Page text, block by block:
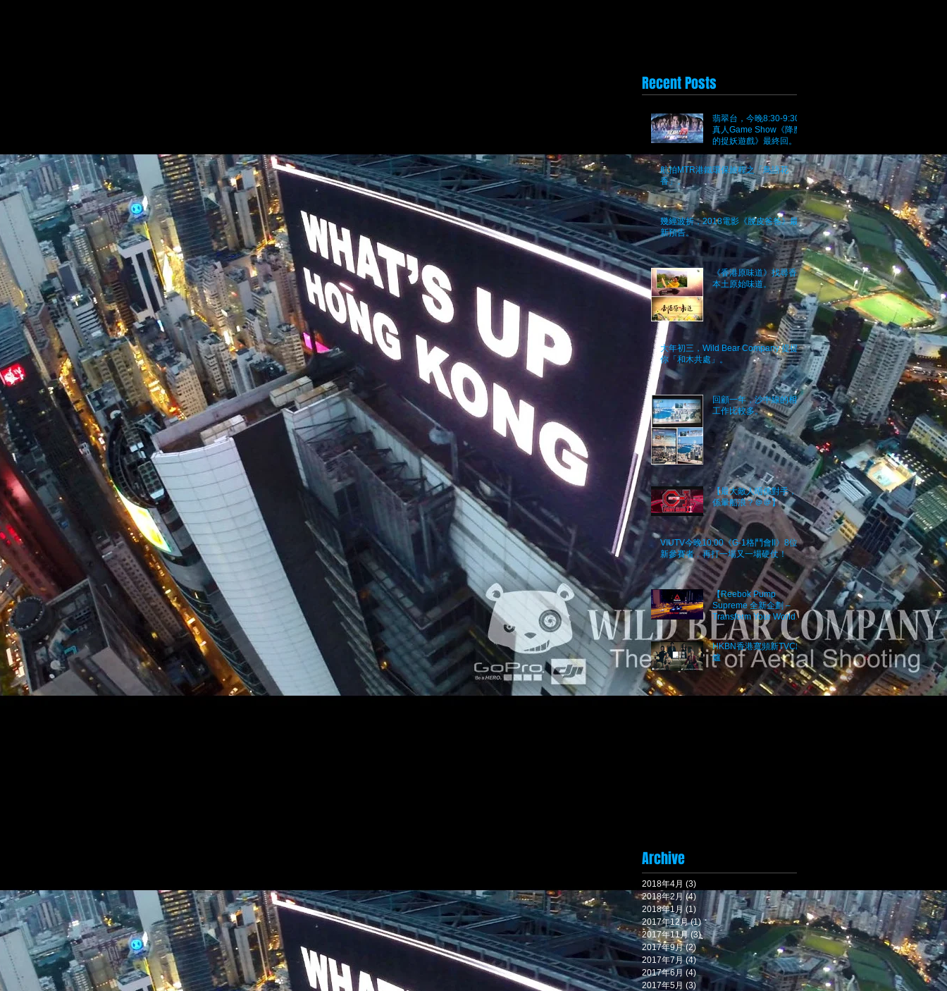
Recent Posts
翡翠台，今晚8:30-9:30
真人Game Show《降魔
的捉妖遊戲》最終回。究
航拍MTR港鐵環保旅程之「鳥語花
香」。
幾經波折，2018電影《脫皮爸爸》最
新預告。
《香港原味道》找尋香港
本土原始味道。
大年初三，Wild Bear Company 提提
你「和木共處」。
回顧一年，沙中線的相關
工作比較多。
【最大敵人唔係對手，而
係暈船浪？＠＠】
VIUTV今晚10:00《G-1格鬥會II》8位
新參賽者﹐再打一場又一場硬仗！
【Reebok Pump
Supreme 全新企劃 –
Transform Your World】
Project 2017
HKBN香港寬頻新TVC出
爐
Archive
2018年4月 (3)
2018年2月 (4) 4 篇文章
2018年1月 (1) 1 篇文章
2017年12月 (1)1 篇文章
2017年11月 (3)3 篇文章
2017年9月 (2)2 篇文章
2017年7月 (4)4 篇文章
2017年6月 (4)4 篇文章
2017年5月 (3)3 篇文章